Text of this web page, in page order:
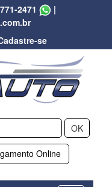
2471
|
se
OK
Online